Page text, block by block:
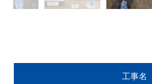
工事名